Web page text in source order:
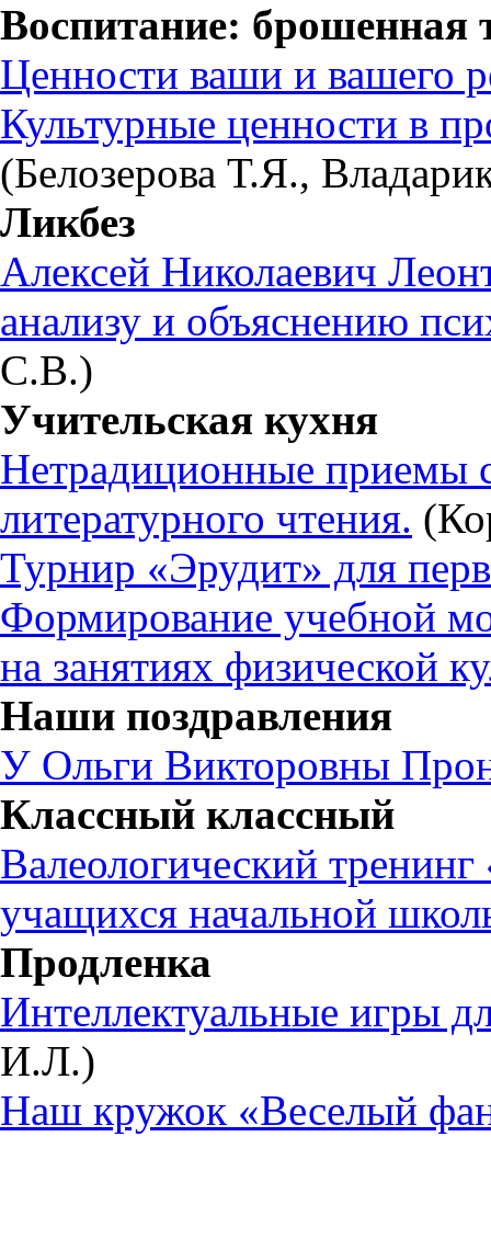
Воспитание: брошенная
Ценности ваши и вашего
Культурные ценности в
(Белозерова Т.Я.,
Ликбез
Алексей Николаевич
анализу и объяснению
С.В.)
Учительская кухня
Нетрадиционные приемы
литературного чтения.
Турнир «Эрудит» для
Формирование учебной
на занятиях физической
Наши поздравления
У Ольги Викторовны
Классный классный
Валеологический
учащихся начальной
Продленка
Интеллектуальные игры
И.Л.)
Наш кружок «Веселый